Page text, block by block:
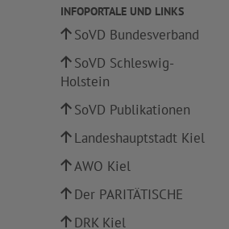
INFOPORTALE UND LINKS
SoVD Bundesverband
SoVD Schleswig-
Holstein
SoVD Publikationen
Landeshauptstadt Kiel
AWO Kiel
Der PARITÄTISCHE
DRK Kiel